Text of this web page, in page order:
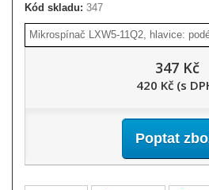
Kód skladu: 347
Mikrospínač LXW5-11Q2, hlavice:
347 Kč
420 Kč (s
Poptat